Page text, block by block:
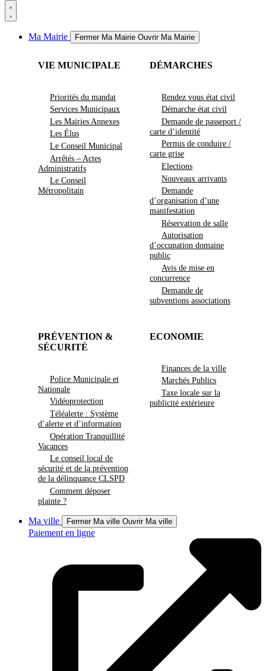
Ma Mairie Fermer Ma Mairie Ouvrir Ma Mairie
VIE MUNICIPALE
Priorités du mandat
Services Municipaux
Les Mairies Annexes
Les Élus
Le Conseil Municipal
Arrêtés – Actes
Administratifs
Le Conseil
Métropolitain
DÉMARCHES
Rendez vous état civil
Démarche état civil
Demande de passeport /
carte d’identité
Permis de conduire /
carte grise
Elections
Nouveaux arrivants
Demande
d’organisation d’une
manifestation
Réservation de salle
Autorisation
d’occupation domaine
public
Avis de mise en
concurrence
Demande de
subventions associations
PRÉVENTION &
SÉCURITÉ
Police Municipale et
Nationale
Vidéoprotection
Téléalerte : Système
d’alerte et d’information
Opération Tranquillité
Vacances
Le conseil local de
sécurité et de la prévention
de la délinquance CLSPD
Comment déposer
plainte ?
ECONOMIE
Finances de la ville
Marchés Publics
Taxe locale sur la
publicité extérieure
Ma ville Fermer Ma ville Ouvrir Ma ville
Paiement en ligne